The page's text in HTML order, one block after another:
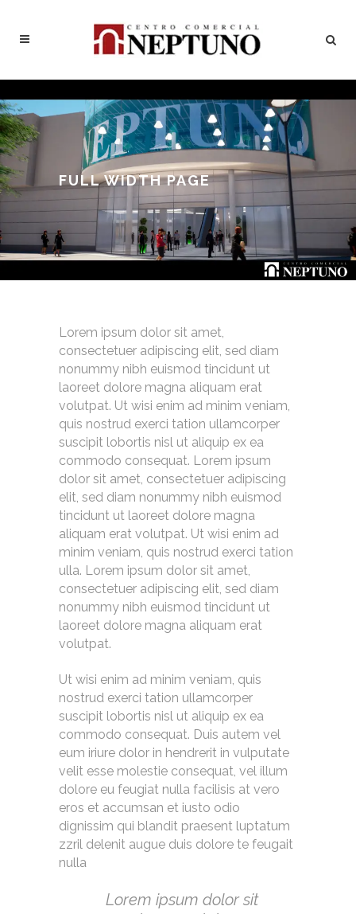
FULL WIDTH PAGE
Lorem ipsum dolor sit amet,
consectetuer adipiscing elit, sed diam
nonummy nibh euismod tincidunt ut
laoreet dolore magna aliquam erat
volutpat. Ut wisi enim ad minim veniam,
quis nostrud exerci tation ullamcorper
suscipit lobortis nisl ut aliquip ex ea
commodo consequat. Lorem ipsum
dolor sit amet, consectetuer adipiscing
elit, sed diam nonummy nibh euismod
tincidunt ut laoreet dolore magna
aliquam erat volutpat. Ut wisi enim ad
minim veniam, quis nostrud exerci tation
ulla. Lorem ipsum dolor sit amet,
consectetuer adipiscing elit, sed diam
nonummy nibh euismod tincidunt ut
laoreet dolore magna aliquam erat
volutpat.
Ut wisi enim ad minim veniam, quis
nostrud exerci tation ullamcorper
suscipit lobortis nisl ut aliquip ex ea
commodo consequat. Duis autem vel
eum iriure dolor in hendrerit in vulputate
velit esse molestie consequat, vel illum
dolore eu feugiat nulla facilisis at vero
eros et accumsan et iusto odio
dignissim qui blandit praesent luptatum
zzril delenit augue duis dolore te feugait
nulla
Lorem ipsum dolor sit